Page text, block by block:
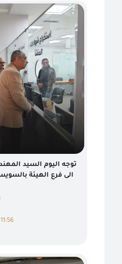
توجه اليوم السيد
الى فرع الهيئة